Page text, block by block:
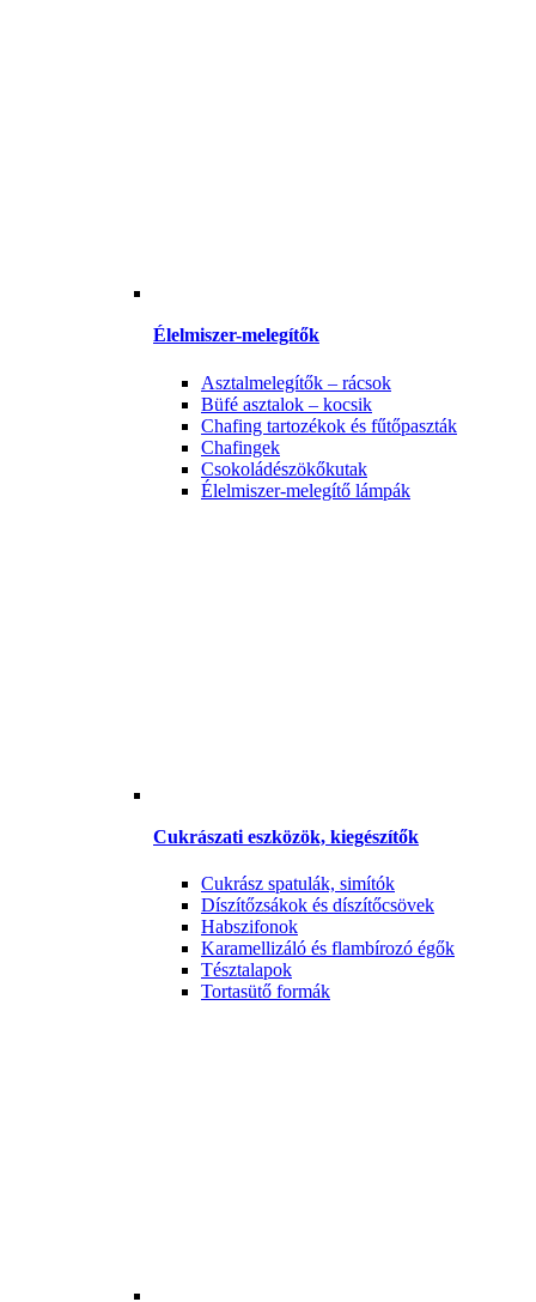
Élelmiszer-melegítők
Asztalmelegítők – rácsok
Büfé asztalok – kocsik
Chafing tartozékok és fűtőpaszták
Chafingek
Csokoládészökőkutak
Élelmiszer-melegítő lámpák
Cukrászati eszközök, kiegészítők
Cukrász spatulák, simítók
Díszítőzsákok és díszítőcsövek
Habszifonok
Karamellizáló és flambírozó égők
Tésztalapok
Tortasütő formák